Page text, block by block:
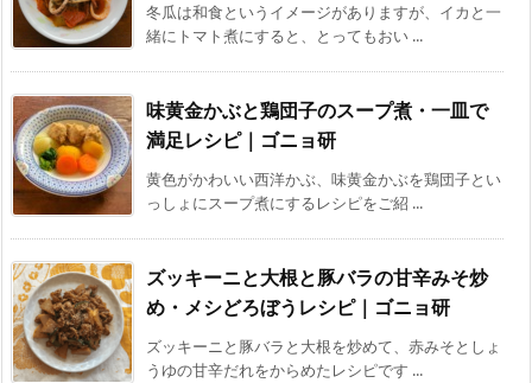
冬瓜は和食というイメージがありますが、イカと一
緒にトマト煮にすると、とってもおい ...
味黄金かぶと鶏団子のスープ煮・一皿で
満足レシピ｜ゴニョ研
黄色がかわいい西洋かぶ、味黄金かぶを鶏団子とい
っしょにスープ煮にするレシピをご紹 ...
ズッキーニと大根と豚バラの甘辛みそ炒
め・メシどろぼうレシピ｜ゴニョ研
ズッキーニと豚バラと大根を炒めて、赤みそとしょ
うゆの甘辛だれをからめたレシピです ...